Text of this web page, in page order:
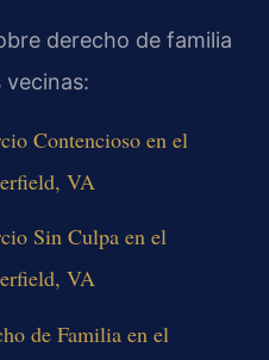
derecho de familia
vecinas:
Contencioso en el
VA
Sin Culpa en el
VA
de Familia en el